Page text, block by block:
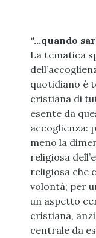
“…quando
La tematica
quotidiano è
cristiana di
esente da
accoglienza:
meno la
religiosa
religiosa che
volontà; per
un aspetto
cristiana,
centrale da